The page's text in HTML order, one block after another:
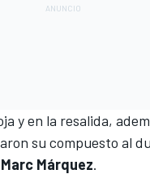
y en la resalida,
su compuesto al
Marc Márquez.